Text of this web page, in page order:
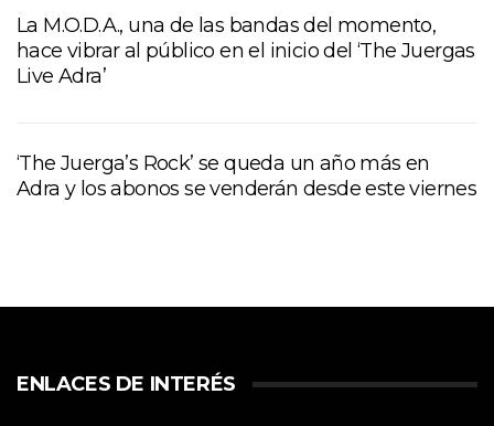
La M.O.D.A., una de las bandas del momento,
hace vibrar al público en el inicio del ‘The Juergas
Live Adra’
‘The Juerga’s Rock’ se queda un año más en
Adra y los abonos se venderán desde este viernes
ENLACES DE INTERÉS